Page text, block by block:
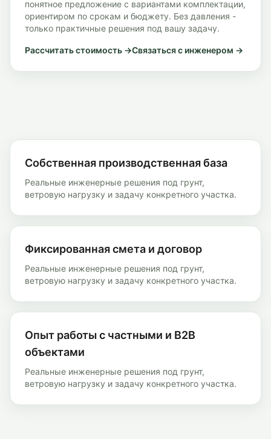
понятное предложение с вариантами комплектации,
ориентиром по срокам и бюджету. Без давления -
только практичные решения под вашу задачу.
Рассчитать стоимость →Связаться с инженером →
Собственная производственная база
Реальные инженерные решения под грунт,
ветровую нагрузку и задачу конкретного участка.
Фиксированная смета и договор
Реальные инженерные решения под грунт,
ветровую нагрузку и задачу конкретного участка.
Опыт работы с частными и B2B
объектами
Реальные инженерные решения под грунт,
ветровую нагрузку и задачу конкретного участка.